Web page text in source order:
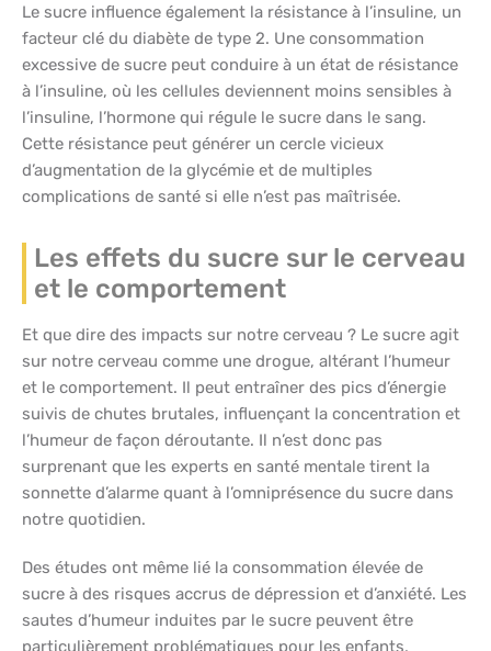
Le sucre influence également la résistance à l’insuline, un
facteur clé du diabète de type 2. Une consommation
excessive de sucre peut conduire à un état de résistance
à l’insuline, où les cellules deviennent moins sensibles à
l’insuline, l’hormone qui régule le sucre dans le sang.
Cette résistance peut générer un cercle vicieux
d’augmentation de la glycémie et de multiples
complications de santé si elle n’est pas maîtrisée.
Les effets du sucre sur le cerveau
et le comportement
Et que dire des impacts sur notre cerveau ? Le sucre agit
sur notre cerveau comme une drogue, altérant l’humeur
et le comportement. Il peut entraîner des pics d’énergie
suivis de chutes brutales, influençant la concentration et
l’humeur de façon déroutante. Il n’est donc pas
surprenant que les experts en santé mentale tirent la
sonnette d’alarme quant à l’omniprésence du sucre dans
notre quotidien.
Des études ont même lié la consommation élevée de
sucre à des risques accrus de dépression et d’anxiété. Les
sautes d’humeur induites par le sucre peuvent être
particulièrement problématiques pour les enfants,